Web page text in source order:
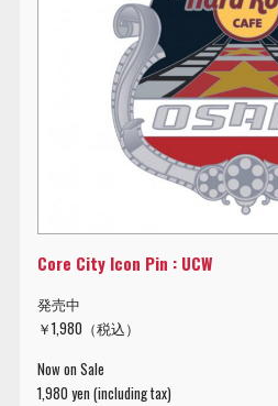
Core City Icon Pin : UCW
発売中
￥1,980（税込）
Now on Sale
1,980 yen (including tax)